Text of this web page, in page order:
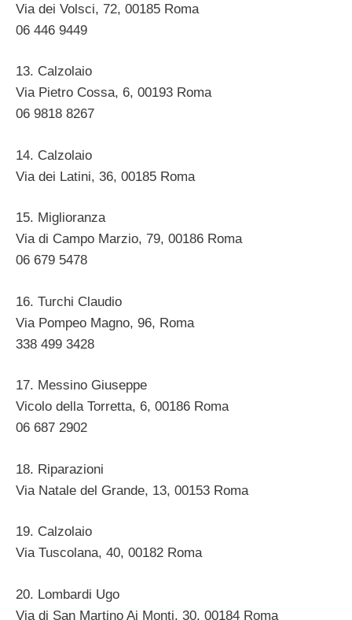
Via dei Volsci, 72, 00185 Roma ‎
06 446 9449 ‎
13. Calzolaio
Via Pietro Cossa, 6, 00193 Roma ‎
06 9818 8267
14. Calzolaio
Via dei Latini, 36, 00185 Roma ‎
15. Miglioranza
Via di Campo Marzio, 79, 00186 Roma ‎
06 679 5478 ‎
16. Turchi Claudio
Via Pompeo Magno, 96, Roma ‎
338 499 3428
17. Messino Giuseppe
Vicolo della Torretta, 6, 00186 Roma ‎
06 687 2902 ‎
18. Riparazioni
Via Natale del Grande, 13, 00153 Roma ‎
19. Calzolaio
Via Tuscolana, 40, 00182 Roma ‎
20. Lombardi Ugo
Via di San Martino Ai Monti, 30, 00184 Roma ‎